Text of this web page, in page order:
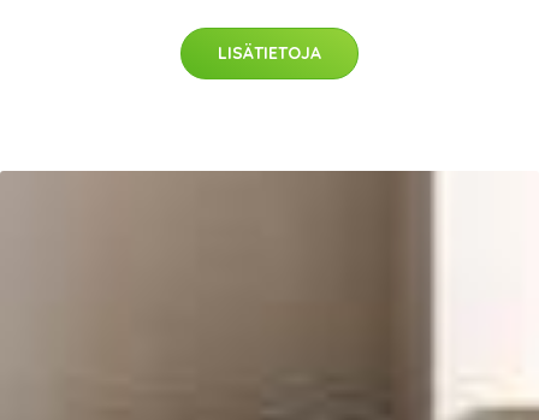
LISÄTIETOJA